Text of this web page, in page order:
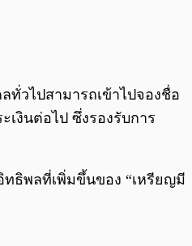
ทั่วไปสามารถเข้าไปจองชื่อ
เงินต่อไป ซึ่งรองรับการ
ทธิพลที่เพิ่มขึ้นของ “เหรียญมี